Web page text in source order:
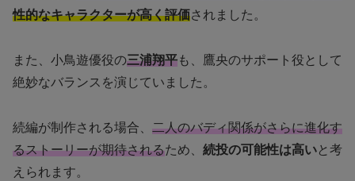
性的なキャラクターが高く評価されました。
また、小鳥遊優役の三浦翔平も、鷹央のサポート役として
絶妙なバランスを演じていました。
続編が制作される場合、 二人のバディ関係がさらに進化す
るストーリーが期待されるため、 続投の可能性は高いと考
えられます。